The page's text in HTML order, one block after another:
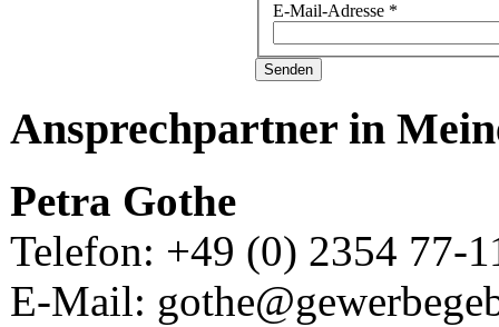
E-Mail-Adresse *
Senden
Ansprechpartner in
Petra Gothe
Telefon: +49 (0) 2354 77-
E-Mail: